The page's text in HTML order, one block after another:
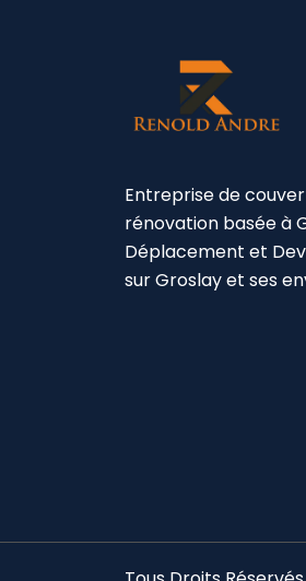
Entreprise de
rénovation basée à
Déplacement et
sur Groslay et ses